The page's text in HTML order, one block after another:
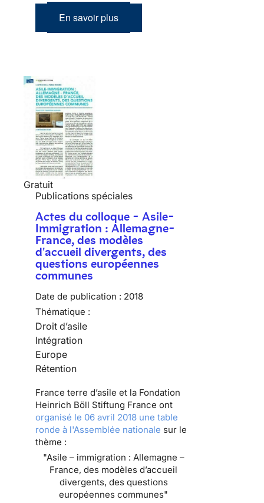
En savoir plus
Gratuit
Publications spéciales
Actes du colloque - Asile-
Immigration : Allemagne-
France, des modèles
d'accueil divergents, des
questions européennes
communes
Date de publication : 2018
Thématique :
Droit d’asile
Intégration
Europe
Rétention
France terre d’asile et la Fondation
Heinrich Böll Stiftung France ont
organisé le 06 avril 2018 une table
ronde à l'Assemblée nationale sur le
thème :
"Asile – immigration : Allemagne –
France, des modèles d’accueil
divergents, des questions
européennes communes"